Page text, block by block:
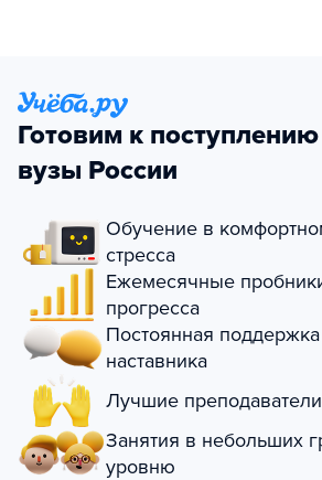
Готовим к
вузы России
Обучение в
стресса
Ежемесячные
прогресса
Постоянная
наставника
Лучшие
Занятия в небольших
уровню